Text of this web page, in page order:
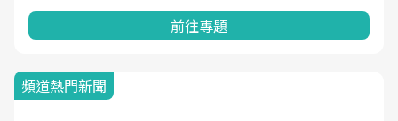
頻道熱門新聞